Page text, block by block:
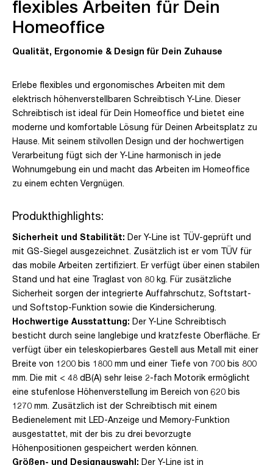
flexibles Arbeiten für Dein
Homeoffice
Qualität, Ergonomie & Design für Dein Zuhause
Erlebe flexibles und ergonomisches Arbeiten mit dem
elektrisch höhenverstellbaren Schreibtisch Y-Line. Dieser
Schreibtisch ist ideal für Dein Homeoffice und bietet eine
moderne und komfortable Lösung für Deinen Arbeitsplatz zu
Hause. Mit seinem stilvollen Design und der hochwertigen
Verarbeitung fügt sich der Y-Line harmonisch in jede
Wohnumgebung ein und macht das Arbeiten im Homeoffice
zu einem echten Vergnügen.
Produkthighlights:
Sicherheit und Stabilität: Der Y-Line ist TÜV-geprüft und
mit GS-Siegel ausgezeichnet. Zusätzlich ist er vom TÜV für
das mobile Arbeiten zertifiziert. Er verfügt über einen stabilen
Stand und hat eine Traglast von 80 kg. Für zusätzliche
Sicherheit sorgen der integrierte Auffahrschutz, Softstart-
und Softstop-Funktion sowie die Kindersicherung.
Hochwertige Ausstattung: Der Y-Line Schreibtisch
besticht durch seine langlebige und kratzfeste Oberfläche. Er
verfügt über ein teleskopierbares Gestell aus Metall mit einer
Breite von 1200 bis 1800 mm und einer Tiefe von 700 bis 800
mm. Die mit < 48 dB(A) sehr leise 2-fach Motorik ermöglicht
eine stufenlose Höhenverstellung im Bereich von 620 bis
1270 mm. Zusätzlich ist der Schreibtisch mit einem
Bedienelement mit LED-Anzeige und Memory-Funktion
ausgestattet, mit der bis zu drei bevorzugte
Höhenpositionen gespeichert werden können.
Größen- und Designauswahl: Der Y-Line ist in